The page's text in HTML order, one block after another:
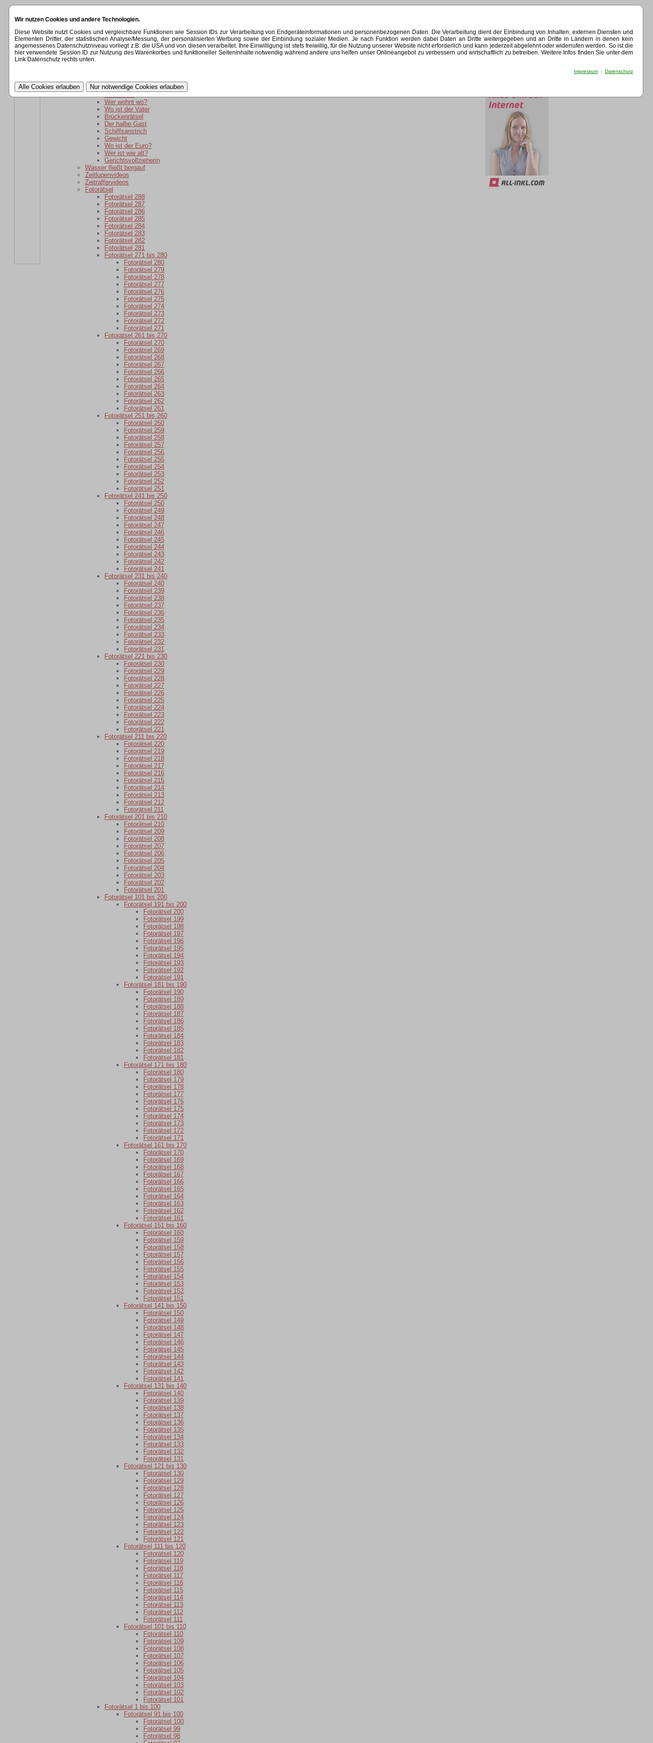
Wir nutzen Cookies und andere Technologien.
Diese Website nutzt Cookies und vergleichbare Funktionen wie Session IDs zur Verarbeitung von Endgeräteinformationen und personenbezogenen Daten. Die Verarbeitung dient der Einbindung von Inhalten, externen Diensten und
Elementen Dritter, der statistischen Analyse/Messung, der personalisierten Werbung sowie der Einbindung sozialer Medien. Je nach Funktion werden dabei Daten an Dritte weitergegeben und an Dritte in Ländern in denen kein
angemessenes Datenschutzniveau vorliegt z.B. die USA und von diesen verarbeitet. Ihre Einwilligung ist stets freiwillig, für die Nutzung unserer Website nicht erforderlich und kann jederzeit abgelehnt oder widerrufen werden. So ist die
hier verwendete Session ID zur Nutzung des Warenkorbes und funktioneller Seiteninhalte notwendig während andere uns helfen unser Onlineangebot zu verbessern und wirtschaftlich zu betreiben. Weitere Infos finden Sie unter dem
Link Datenschutz rechts unten.
Impressum | Datenschutz
Kategorien
Rätsel
Rätsel für daheim gebliebene
Wer ist wie alt?
wer ist weiter weg?
kaputte Sicherung
Kartoffelsackrätsel
Wer wohnt wo?
Wo ist der Vater
Brückenrätsel
Der halbe Gast
Schiffsanstrich
Gewicht
Wo ist der Euro?
Wer ist wie alt?
Gerichtsvollzieherin
Wasser fließt bergauf
Zeitlupenvideos
Zeitraffervideos
Fotorätsel
Fotorätsel 288
Fotorätsel 287
Fotorätsel 286
Fotorätsel 285
Fotorätsel 284
Fotorätsel 283
Fotorätsel 282
Fotorätsel 281
Fotorätsel 271 bis 280
Fotorätsel 280
Fotorätsel 279
Fotorätsel 278
Fotorätsel 277
Fotorätsel 276
Fotorätsel 275
Fotorätsel 274
Fotorätsel 273
Fotorätsel 272
Fotorätsel 271
Fotorätsel 261 bis 270
Fotorätsel 270
Fotorätsel 269
Fotorätsel 268
Fotorätsel 267
Fotorätsel 266
Fotorätsel 265
Fotorätsel 264
Fotorätsel 263
Fotorätsel 262
Fotorätsel 261
Fotorätsel 251 bis 260
Fotorätsel 260
Fotorätsel 259
Fotorätsel 258
Fotorätsel 257
Fotorätsel 256
Fotorätsel 255
Fotorätsel 254
Fotorätsel 253
Fotorätsel 252
Fotorätsel 251
Fotorätsel 241 bis 250
Fotorätsel 250
Fotorätsel 249
Fotorätsel 248
Fotorätsel 247
Fotorätsel 246
Fotorätsel 245
Fotorätsel 244
Fotorätsel 243
Fotorätsel 242
Fotorätsel 241
Fotorätsel 231 bis 240
Fotorätsel 240
Fotorätsel 239
Fotorätsel 238
Fotorätsel 237
Fotorätsel 236
Fotorätsel 235
Fotorätsel 234
Fotorätsel 233
Fotorätsel 232
Fotorätsel 231
Fotorätsel 221 bis 230
Fotorätsel 230
Fotorätsel 229
Fotorätsel 228
Fotorätsel 227
Fotorätsel 226
Fotorätsel 225
Fotorätsel 224
Fotorätsel 223
Fotorätsel 222
Fotorätsel 221
Fotorätsel 211 bis 220
Fotorätsel 220
Fotorätsel 219
Fotorätsel 218
Fotorätsel 217
Fotorätsel 216
Fotorätsel 215
Fotorätsel 214
Fotorätsel 213
Fotorätsel 212
Fotorätsel 211
Fotorätsel 201 bis 210
Fotorätsel 210
Fotorätsel 209
Fotorätsel 208
Fotorätsel 207
Fotorätsel 206
Fotorätsel 205
Fotorätsel 204
Fotorätsel 203
Fotorätsel 202
Fotorätsel 201
Fotorätsel 101 bis 200
Fotorätsel 191 bis 200
Fotorätsel 200
Fotorätsel 199
Fotorätsel 198
Fotorätsel 197
Fotorätsel 196
Fotorätsel 195
Fotorätsel 194
Fotorätsel 193
Fotorätsel 192
Fotorätsel 191
Fotorätsel 181 bis 190
Fotorätsel 190
Fotorätsel 189
Fotorätsel 188
Fotorätsel 187
Fotorätsel 186
Fotorätsel 185
Fotorätsel 184
Fotorätsel 183
Fotorätsel 182
Fotorätsel 181
Fotorätsel 171 bis 180
Fotorätsel 180
Fotorätsel 179
Fotorätsel 178
Fotorätsel 177
Fotorätsel 176
Fotorätsel 175
Fotorätsel 174
Fotorätsel 173
Fotorätsel 172
Fotorätsel 171
Fotorätsel 161 bis 170
Fotorätsel 170
Fotorätsel 169
Fotorätsel 168
Fotorätsel 167
Fotorätsel 166
Fotorätsel 165
Fotorätsel 164
Fotorätsel 163
Fotorätsel 162
Fotorätsel 161
Fotorätsel 151 bis 160
Fotorätsel 160
Fotorätsel 159
Fotorätsel 158
Fotorätsel 157
Fotorätsel 156
Fotorätsel 155
Fotorätsel 154
Fotorätsel 153
Fotorätsel 152
Fotorätsel 151
Fotorätsel 141 bis 150
Fotorätsel 150
Fotorätsel 149
Fotorätsel 148
Fotorätsel 147
Fotorätsel 146
Fotorätsel 145
Fotorätsel 144
Fotorätsel 143
Fotorätsel 142
Fotorätsel 141
Fotorätsel 131 bis 140
Fotorätsel 140
Fotorätsel 139
Fotorätsel 138
Fotorätsel 137
Fotorätsel 136
Fotorätsel 135
Fotorätsel 134
Fotorätsel 133
Fotorätsel 132
Fotorätsel 131
Fotorätsel 121 bis 130
Fotorätsel 130
Fotorätsel 129
Fotorätsel 128
Fotorätsel 127
Fotorätsel 126
Fotorätsel 125
Fotorätsel 124
Fotorätsel 123
Fotorätsel 122
Fotorätsel 121
Fotorätsel 111 bis 120
Fotorätsel 120
Fotorätsel 119
Fotorätsel 118
Fotorätsel 117
Fotorätsel 116
Fotorätsel 115
Fotorätsel 114
Fotorätsel 113
Fotorätsel 112
Fotorätsel 111
Fotorätsel 101 bis 110
Fotorätsel 110
Fotorätsel 109
Fotorätsel 108
Fotorätsel 107
Fotorätsel 106
Fotorätsel 105
Fotorätsel 104
Fotorätsel 103
Fotorätsel 102
Fotorätsel 101
Fotorätsel 1 bis 100
Fotorätsel 91 bis 100
Fotorätsel 100
Fotorätsel 99
Fotorätsel 98